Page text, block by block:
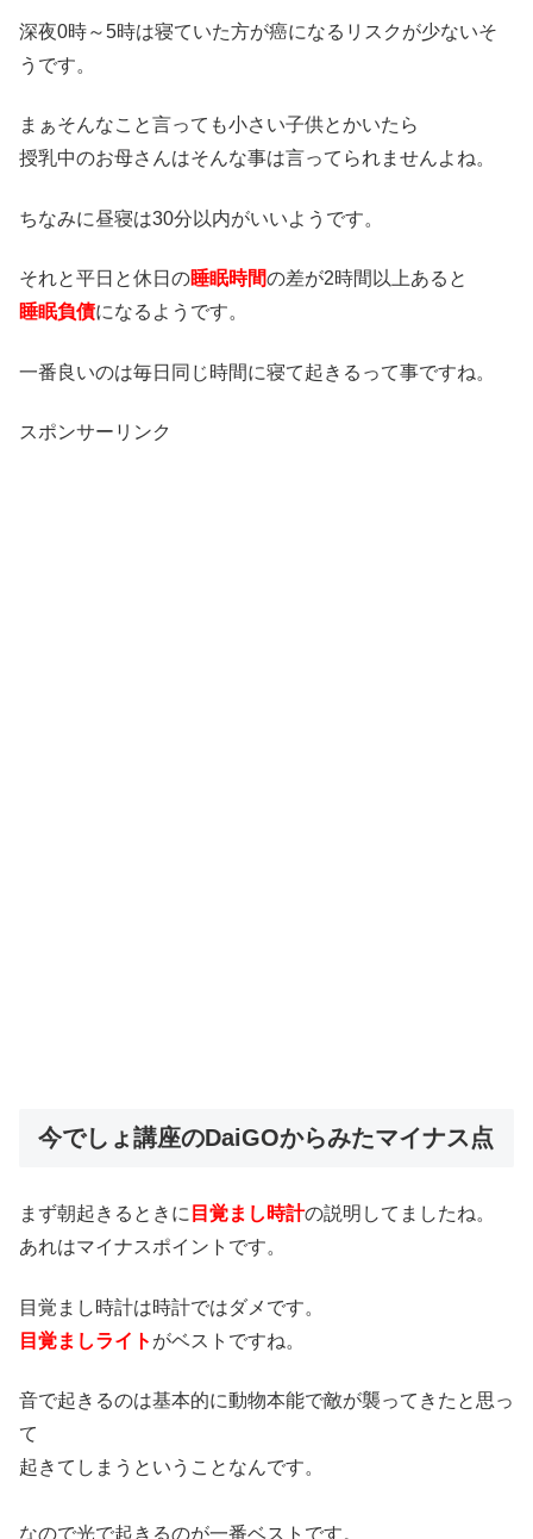
深夜0時～5時は寝ていた方が癌になるリスクが少ないそ
うです。
まぁそんなこと言っても小さい子供とかいたら
授乳中のお母さんはそんな事は言ってられませんよね。
ちなみに昼寝は30分以内がいいようです。
それと平日と休日の睡眠時間の差が2時間以上あると
睡眠負債になるようです。
一番良いのは毎日同じ時間に寝て起きるって事ですね。
スポンサーリンク
今でしょ講座のDaiGOからみたマイナス点
まず朝起きるときに 目覚まし時計の説明してましたね。
あれはマイナスポイントです。
目覚まし時計は時計ではダメです。
目覚ましライト がベストですね。
音で起きるのは基本的に動物本能で敵が襲ってきたと思っ
て
起きてしまうということなんです。
なので光で起きるのが一番ベストです。